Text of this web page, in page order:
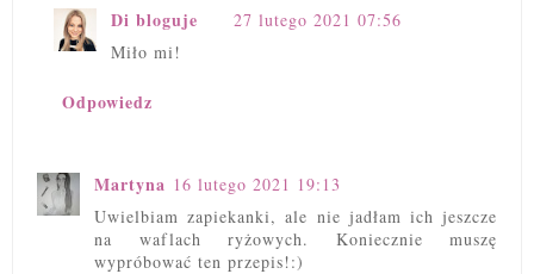
Di bloguje
27 lutego 2021 07:56
Miło mi!
Odpowiedz
Martyna 16 lutego 2021 19:13
Uwielbiam zapiekanki, ale nie jadłam ich jeszcze
na waflach ryżowych. Koniecznie muszę
wypróbować ten przepis!:)